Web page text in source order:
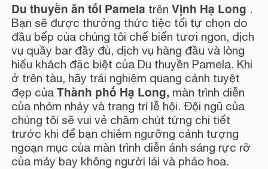
Du thuyền ăn tối Pamela trênVịnh Hạ Long .
Bạn sẽ được thưởng thức tiệc tối tự chọn do
đầu bếp của chúng tôi chế biến tươi ngon, dịch
vụ quầy bar đầy đủ, dịch vụ hàng đầu và lòng
hiếu khách đặc biệt của Du thuyền Pamela. Khi
ở trên tàu, hãy trải nghiệm quang cảnh tuyệt
đẹp củaThành phố Hạ Long, màn trình diễn
của nhóm nhảy và trang trí lễ hội. Đội ngũ của
chúng tôi sẽ vui vẻ chăm chút từng chi tiết
trước khi để bạn chiêm ngưỡng cảnh tượng
ngoạn mục của màn trình diễn ánh sáng rực rỡ
của máy bay không người lái và pháo hoa.